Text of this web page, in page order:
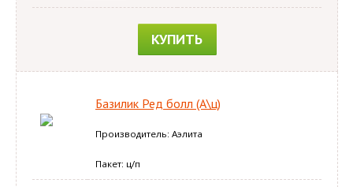
КУПИТЬ
Базилик Ред болл (А\ц)
Производитель: Аэлита
Пакет: ц/п